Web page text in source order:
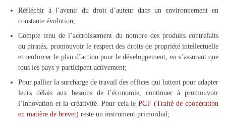
Réfléchir à l’avenir du droit d’auteur dans un environnement en
constante évolution;
Compte tenu de l’accroissement du nombre des produits contrefaits
ou piratés, promouvoir le respect des droits de propriété intellectuelle
et renforcer le plan d’action pour le développement, en s’assurant que
tous les pays y participent activement;
Pour pallier la surcharge de travail des offices qui luttent pour adapter
leurs délais aux besoins de l’économie, continuer à promouvoir
l’innovation et la créativité. Pour cela lePCT (Traité de coopération
en matière de brevet) reste un instrument primordial;